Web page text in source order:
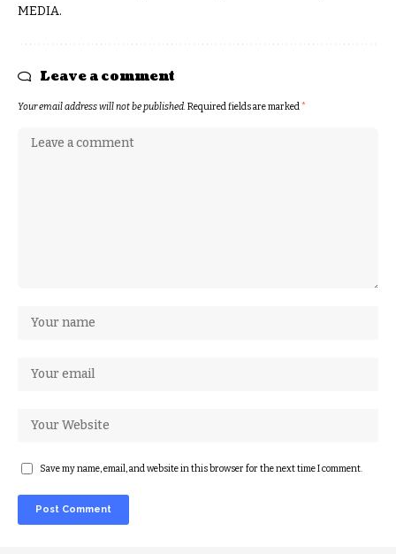
MEDIA.
Leave a comment
Your email address will not be published.Required fields are marked*
Save my name, email, and website in this browser for the next time I comment.